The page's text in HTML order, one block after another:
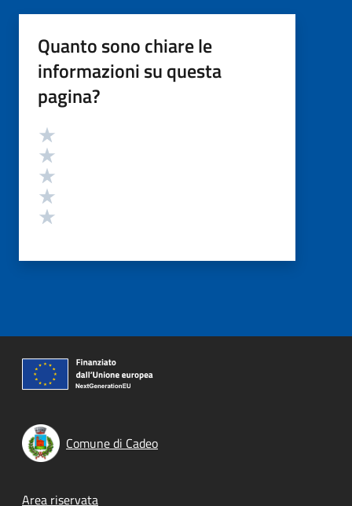
Quanto sono chiare le
informazioni su questa
pagina?
Valutazione
Comune di Cadeo
Area riservata